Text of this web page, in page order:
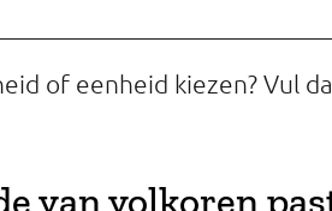
of eenheid kiezen? Vul
van volkoren